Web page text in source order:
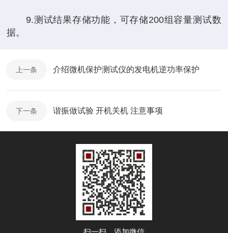
9.测试结果存储功能，可存储200组容量测试数
据。
上一条 介绍微机保护测试仪的发电机逆功率保护
下一条 谐振做试验 开机关机 注意事项